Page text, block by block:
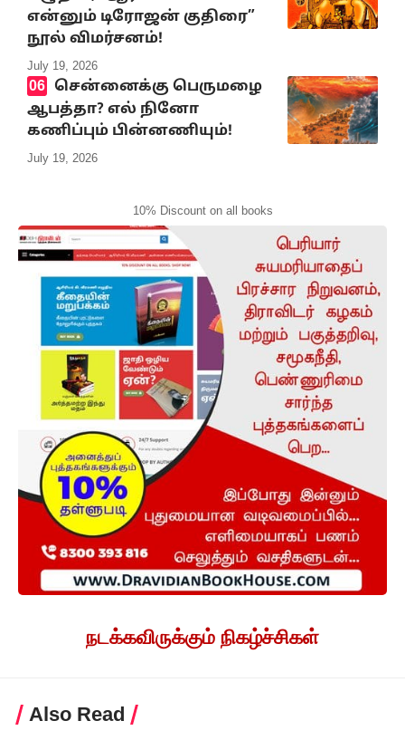
என்னும் டிரோஜன் குதிரை”
நூல் விமர்சனம்!
July 19, 2026
சென்னைக்கு பெருமழை
ஆபத்தா? எல் நினோ
கணிப்பும் பின்னணியும்!
July 19, 2026
10% Discount on all books
நடக்கவிருக்கும் நிகழ்ச்சிகள்
Also Read